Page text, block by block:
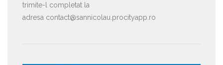
trimite-l completat la
adresa contact@sannicolau.procityapp.ro